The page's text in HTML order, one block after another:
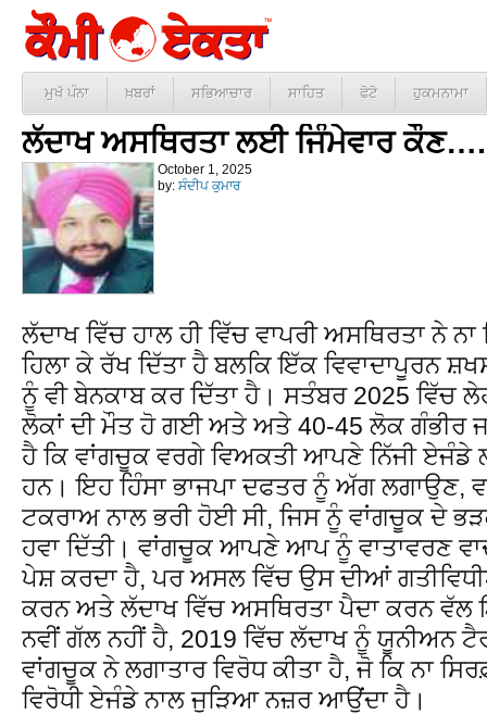
ਮੁਖੱ ਪੰਨਾ ਖ਼ਬਰਾਂ ਸਭਿਆਚਾਰ ਸਾਹਿਤ ਫੋਟੋ ਹੁਕਮਨਾਮਾ
ਲੱਦਾਖ ਅਸਥਿਰਤਾ ਲਈ ਜਿੰਮੇਵਾਰ
October 1, 2025
by: ਸੰਦੀਪ ਕੁਮਾਰ
ਲੱਦਾਖ ਵਿੱਚ ਹਾਲ ਹੀ ਵਿੱਚ ਵਾਪਰੀ ਅਸਥਿਰਤਾ ਨੇ
ਹਿਲਾ ਕੇ ਰੱਖ ਦਿੱਤਾ ਹੈ ਬਲਕਿ ਇੱਕ ਵਿਵਾਦਾਪੂਰਨ
ਨੂੰ ਵੀ ਬੇਨਕਾਬ ਕਰ ਦਿੱਤਾ ਹੈ। ਸਤੰਬਰ 2025 ਵਿੱਚ
ਲੋਕਾਂ ਦੀ ਮੌਤ ਹੋ ਗਈ ਅਤੇ ਅਤੇ 40-45 ਲੋਕ ਗੰਭੀਰ
ਹੈ ਕਿ ਵਾਂਗਚੂਕ ਵਰਗੇ ਵਿਅਕਤੀ ਆਪਣੇ ਨਿੱਜੀ
ਹਨ। ਇਹ ਹਿੰਸਾ ਭਾਜਪਾ ਦਫਤਰ ਨੂੰ ਅੱਗ ਲਗਾਉਣ,
ਟਕਰਾਅ ਨਾਲ ਭਰੀ ਹੋਈ ਸੀ, ਜਿਸ ਨੂੰ ਵਾਂਗਚੂਕ ਦੇ
ਹਵਾ ਦਿੱਤੀ। ਵਾਂਗਚੂਕ ਆਪਣੇ ਆਪ ਨੂੰ ਵਾਤਾਵਰਣ
ਪੇਸ਼ ਕਰਦਾ ਹੈ, ਪਰ ਅਸਲ ਵਿੱਚ ਉਸ ਦੀਆਂ
ਕਰਨ ਅਤੇ ਲੱਦਾਖ ਵਿੱਚ ਅਸਥਿਰਤਾ ਪੈਦਾ ਕਰਨ
ਨਵੀਂ ਗੱਲ ਨਹੀਂ ਹੈ, 2019 ਵਿੱਚ ਲੱਦਾਖ ਨੂੰ ਯੂਨੀਅਨ
ਵਾਂਗਚੂਕ ਨੇ ਲਗਾਤਾਰ ਵਿਰੋਧ ਕੀਤਾ ਹੈ, ਜੋ ਕਿ ਨਾ
ਵਿਰੋਧੀ ਏਜੰਡੇ ਨਾਲ ਜੁੜਿਆ ਨਜ਼ਰ ਆਉਂਦਾ ਹੈ।